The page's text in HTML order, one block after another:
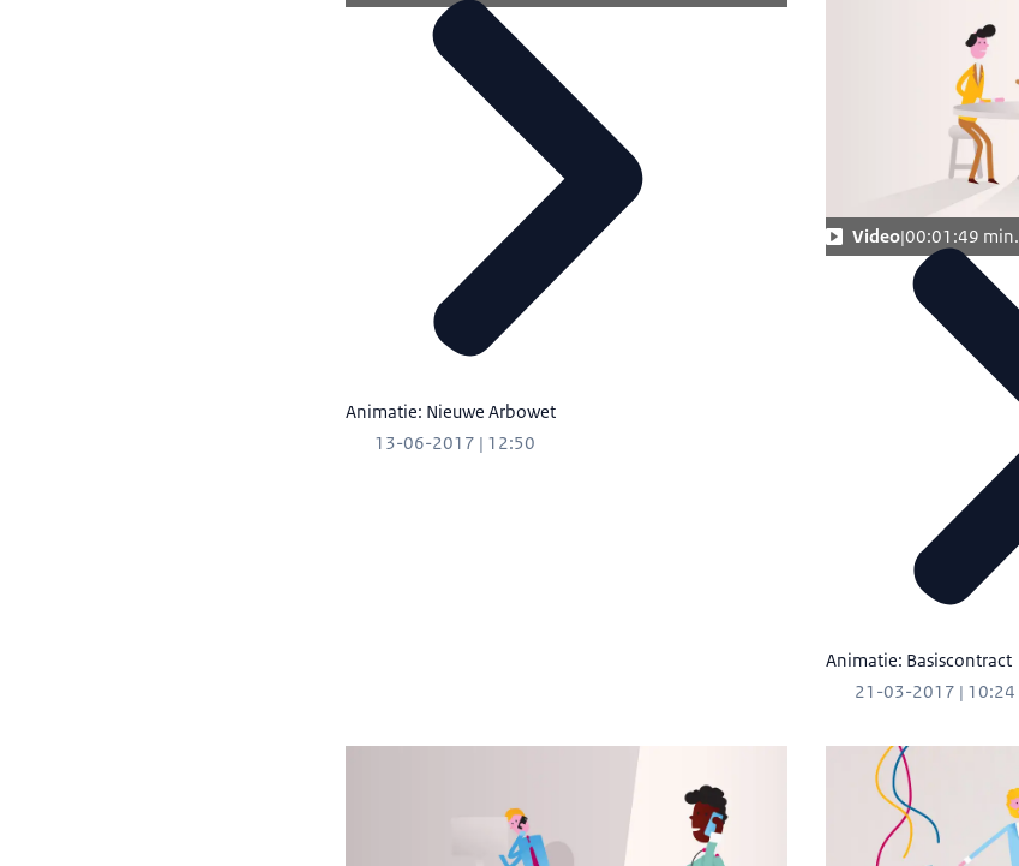
Animatie: Nieuwe Arbowet
13-06-2017 | 12:50
Video 00:01:49 min.
Animatie: Basiscontract
21-03-2017 | 10:24